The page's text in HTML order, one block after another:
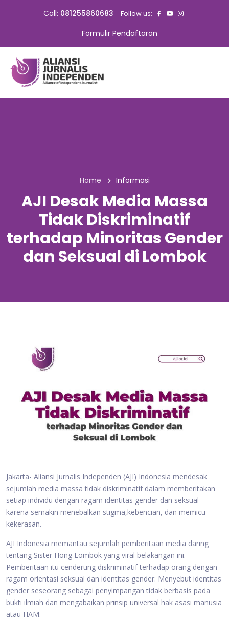
Call: 081255860683 Follow us:
Formulir Pendaftaran
Home Informasi
AJI Desak Media Massa
Tidak Diskriminatif
terhadap Minoritas Gender
dan Seksual di Lombok
Jakarta- Aliansi Jurnalis Independen (AJI) Indonesia mendesak
sejumlah media massa tidak diskriminatif dalam memberitakan
setiap individu dengan ragam identitas gender dan seksual
karena semakin menebalkan stigma,kebencian, dan memicu
kekerasan.
AJI Indonesia memantau sejumlah pemberitaan media daring
tentang Sister Hong Lombok yang viral belakangan ini.
Pemberitaan itu cenderung diskriminatif terhadap orang dengan
ragam orientasi seksual dan identitas gender. Menyebut identitas
gender seseorang sebagai penyimpangan tidak berbasis pada
bukti ilmiah dan mengabaikan prinsip universal hak asasi manusia
atau HAM.